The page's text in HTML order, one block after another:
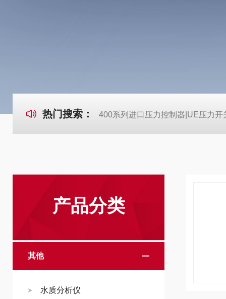
热门搜索： 400系列进口压力控制器|UE压力开
产品分类
其他
水质分析仪